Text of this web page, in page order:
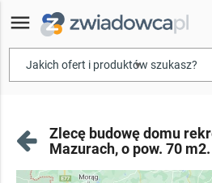
menu
▾
Zlecę budowę domu
Mazurach, o pow. 70